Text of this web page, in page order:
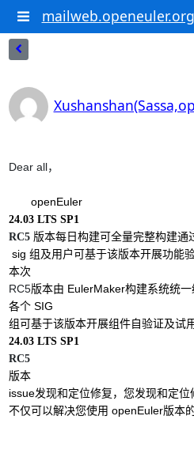
mailweb.openeuler.org
Dear all，
openEuler
RC5 版本每日构建可全量完整构建通
sig 组及用户可基于该版本开展功能验
本次
RC5版本由 EulerMaker构建系统统
各个
组可基于该版本开展组件自验证及试
RC5
版本
issue发现和定位修复，您发现和定位
不仅可以解决您使用 openEuler版本